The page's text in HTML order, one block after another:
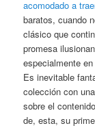
acomodado a
baratos, cuando
clásico que
promesa
especialmente
Es inevitable
colección con
sobre el
de, esta, su